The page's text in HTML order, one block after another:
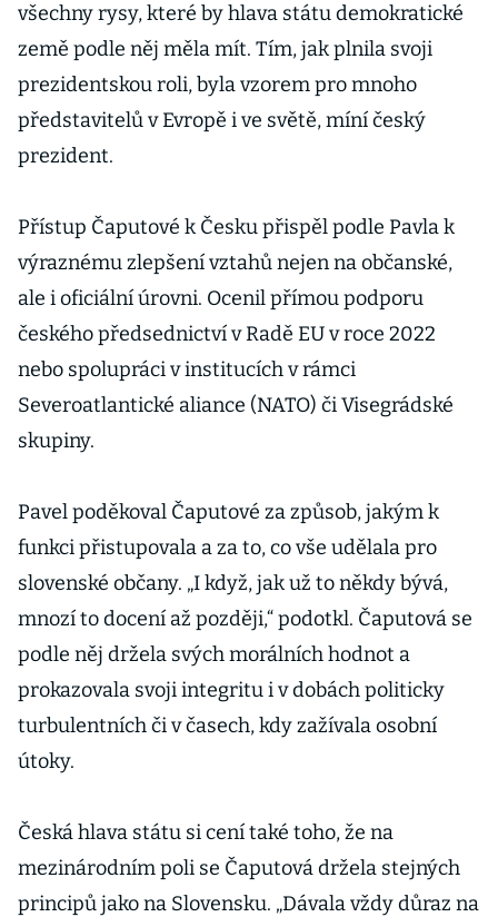
všechny rysy, které by hlava státu demokratické
země podle něj měla mít. Tím, jak plnila svoji
prezidentskou roli, byla vzorem pro mnoho
představitelů v Evropě i ve světě, míní český
prezident.
Přístup Čaputové k Česku přispěl podle Pavla k
výraznému zlepšení vztahů nejen na občanské,
ale i oficiální úrovni. Ocenil přímou podporu
českého předsednictví v Radě EU v roce 2022
nebo spolupráci v institucích v rámci
Severoatlantické aliance (NATO) či Visegrádské
skupiny.
Pavel poděkoval Čaputové za způsob, jakým k
funkci přistupovala a za to, co vše udělala pro
slovenské občany. „I když, jak už to někdy bývá,
mnozí to docení až později,“ podotkl. Čaputová se
podle něj držela svých morálních hodnot a
prokazovala svoji integritu i v dobách politicky
turbulentních či v časech, kdy zažívala osobní
útoky.
Česká hlava státu si cení také toho, že na
mezinárodním poli se Čaputová držela stejných
principů jako na Slovensku. „Dávala vždy důraz na